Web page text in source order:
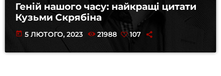
Геній нашого часу: найкращі цитати
Кузьми Скрябіна
today 5 ЛЮТОГО, 2023 21988 107